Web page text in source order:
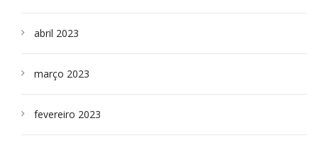
abril 2023
março 2023
fevereiro 2023